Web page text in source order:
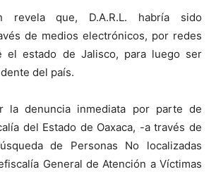
revela que, D.A.R.L. habría sido
de medios electrónicos, por redes
el estado de Jalisco, para luego ser
del país.
la denuncia inmediata por parte de
del Estado de Oaxaca, -a través de
de Personas No localizadas
General de Atención a Víctimas